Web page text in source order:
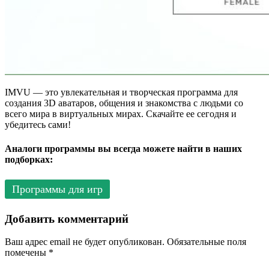
IMVU — это увлекательная и творческая программа для
создания 3D аватаров, общения и знакомства с людьми со
всего мира в виртуальных мирах. Скачайте ее сегодня и
убедитесь сами!
Аналоги программы вы всегда можете найти в наших
подборках:
Программы для игр
Добавить комментарий
Ваш адрес email не будет опубликован. Обязательные поля
помечены *